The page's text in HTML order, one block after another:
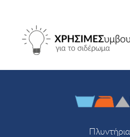
Πλυντήρια